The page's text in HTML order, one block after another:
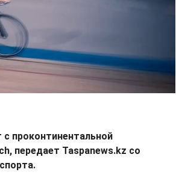
проконтинентальной
передает Taspanews.kz со